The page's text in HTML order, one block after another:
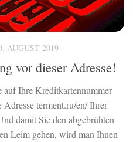
AUGUST 2019
vor dieser Adresse!
Ihre Kreditkartennummer
terment.ru/en/ Ihrer
damit Sie den abgebrühten
Leim gehen, wird man Ihnen